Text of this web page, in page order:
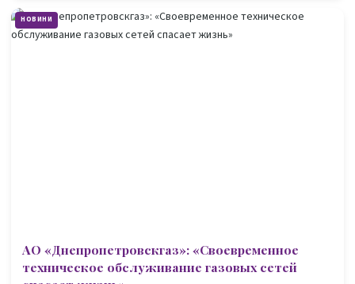
НОВИНИ
АО «Днепропетровскгаз»: «Своевременное
техническое обслуживание газовых сетей